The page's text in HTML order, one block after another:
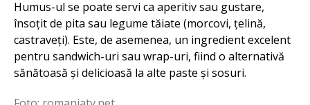
Humus-ul se poate servi ca aperitiv sau gustare,
însoțit de pita sau legume tăiate (morcovi, țelină,
castraveți). Este, de asemenea, un ingredient excelent
pentru sandwich-uri sau wrap-uri, fiind o alternativă
sănătoasă și delicioasă la alte paste și sosuri.